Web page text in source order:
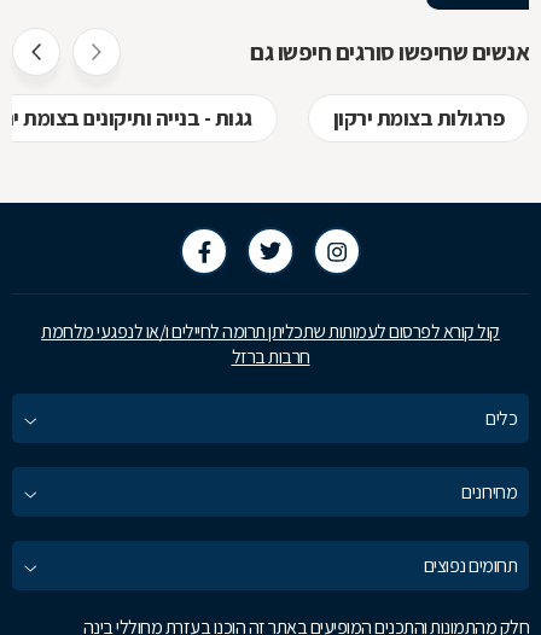
אנשים שחיפשו סורגים חיפשו גם
פרגולות בצומת ירקון גגות - בנייה ותיקונים בצומת
קול קורא לפרסום לעמותות שתכליתן תרומה לחיילים ו/או לנפגעי מלחמת
חרבות ברזל
כלים
מחירונים
תחומים נפוצים
חלק מהתמונות והתכנים המופיעים באתר זה הוכנו בעזרת מחוללי בינה